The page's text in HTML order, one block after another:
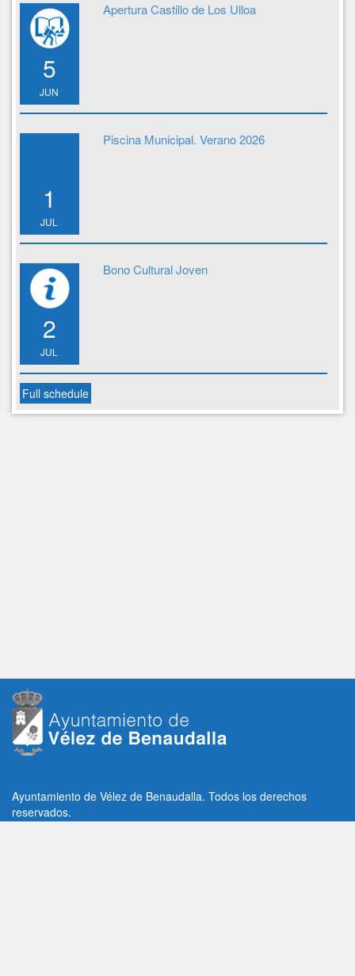
5
JUN
Apertura Castillo de Los Ulloa
1
JUL
Piscina Municipal. Verano 2026
2
JUL
Bono Cultural Joven
Full schedule
Ayuntamiento de Vélez de Benaudalla. Todos los derechos
reservados.